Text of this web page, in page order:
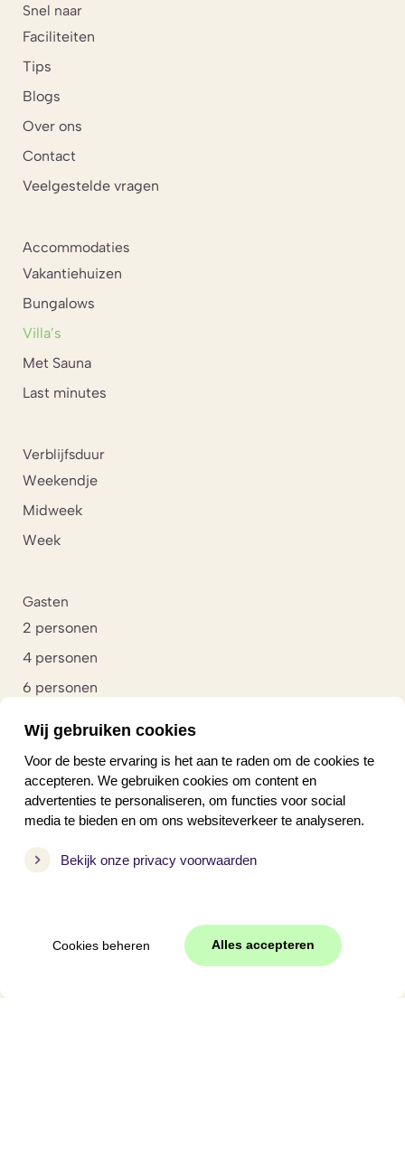
Wij gebruiken cookies
Voor de beste ervaring is het aan te raden om de cookies te
accepteren. We gebruiken cookies om content en
advertenties te personaliseren, om functies voor social
media te bieden en om ons websiteverkeer te analyseren.
Bekijk onze privacy voorwaarden
Cookies beheren Alles accepteren
Snel naar
Faciliteiten
Tips
Blogs
Over ons
Contact
Veelgestelde vragen
Accommodaties
Vakantiehuizen
Bungalows
Villa’s
Met Sauna
Last minutes
Verblijfsduur
Weekendje
Midweek
Week
Gasten
2 personen
4 personen
6 personen
Met hond
Voorjaarsvakantie
Hemelvaart